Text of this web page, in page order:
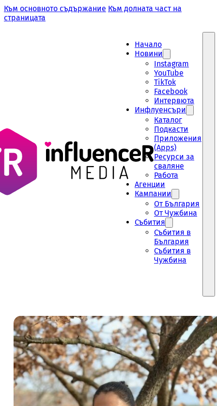
Към основното съдържание Към долната част на
страницата
Начало
Новини
Instagram
YouTube
TikTok
Facebook
Интервюта
Инфлуенсъри
Каталог
Подкасти
Приложения
(Apps)
Ресурси за
сваляне
Работа
Aгенции
Кампании
От България
От Чужбина
Събития
Събития в
България
Събития в
Чужбина